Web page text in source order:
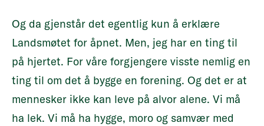
Og da gjenstår det egentlig kun å erklære
Landsmøtet for åpnet. Men, jeg har en ting til
på hjertet. For våre forgjengere visste nemlig en
ting til om det å bygge en forening. Og det er at
mennesker ikke kan leve på alvor alene. Vi må
ha lek. Vi må ha hygge, moro og samvær med